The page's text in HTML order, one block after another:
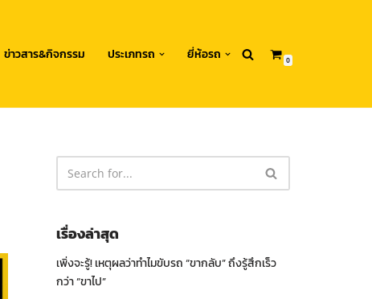
ข่าวสาร&กิจกรรม ประเภทรถ ยี่ห้อรถ 0
เรื่องล่าสุด
เพิ่งจะรู้! เหตุผลว่าทำไมขับรถ “ขากลับ” ถึงรู้สึกเร็ว
กว่า “ขาไป”